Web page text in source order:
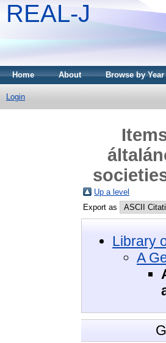
REAL-J
Home About Browse by Year
Login
Up a level
Export as
Library
A